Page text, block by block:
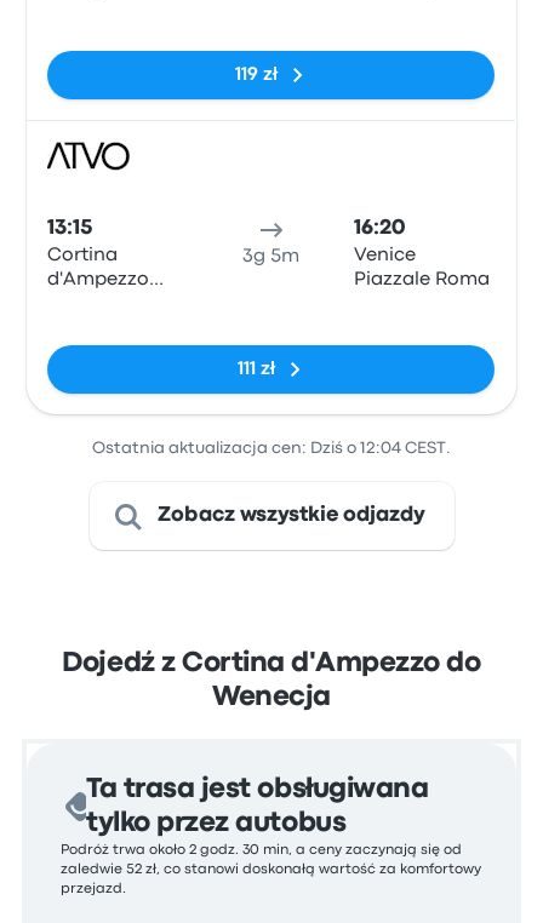
119 zł
13:15
Cortina
d'Ampezzo
3g 5m
16:20
Venice
Piazzale Roma
111 zł
Ostatnia aktualizacja cen: Dziś o 12:04 CEST.
Zobacz wszystkie odjazdy
Dojedź z Cortina d'Ampezzo do
Wenecja
Ta trasa jest obsługiwana
tylko przez autobus
Podróż trwa około 2 godz. 30 min, a ceny zaczynają się od
zaledwie 52 zł, co stanowi doskonałą wartość za komfortowy
przejazd.